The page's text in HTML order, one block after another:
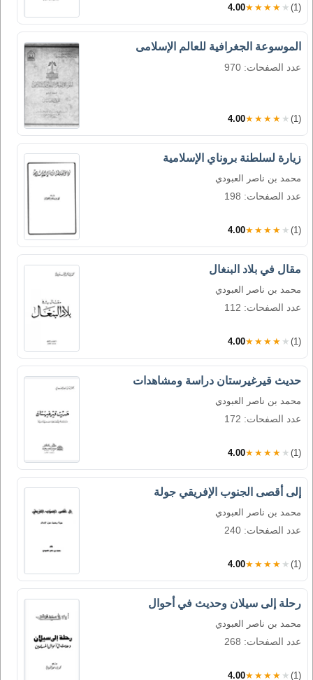
4.00★★★★★ (1)
الموسوعة الجغرافية للعالم الإسلامى
عدد الصفحات: 970
4.00★★★★★ (1)
زيارة لسلطنة بروناي الإسلامية
محمد بن ناصر العبودي
عدد الصفحات: 198
4.00★★★★★ (1)
مقال في بلاد البنغال
محمد بن ناصر العبودي
عدد الصفحات: 112
4.00★★★★★ (1)
حديث قيرغيرستان دراسة ومشاهدات
محمد بن ناصر العبودي
عدد الصفحات: 172
4.00★★★★★ (1)
إلى أقصى الجنوب الإفريقي جولة
محمد بن ناصر العبودي
عدد الصفحات: 240
4.00★★★★★ (1)
رحلة إلى سيلان وحديث في أحوال
محمد بن ناصر العبودي
عدد الصفحات: 268
4.00★★★★★ (1)